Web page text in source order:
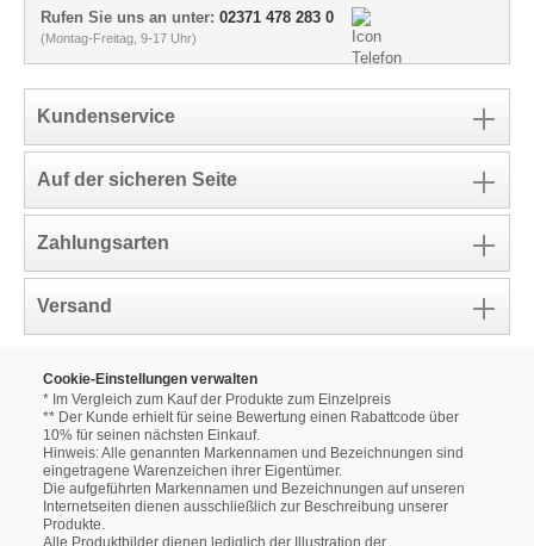
Rufen Sie uns an unter: 02371 478 283 0
(Montag-Freitag, 9-17 Uhr)
Kundenservice
Auf der sicheren Seite
Zahlungsarten
Versand
Cookie-Einstellungen verwalten
* Im Vergleich zum Kauf der Produkte zum Einzelpreis
** Der Kunde erhielt für seine Bewertung einen Rabattcode über
10% für seinen nächsten Einkauf.
Hinweis: Alle genannten Markennamen und Bezeichnungen sind
eingetragene Warenzeichen ihrer Eigentümer.
Die aufgeführten Markennamen und Bezeichnungen auf unseren
Internetseiten dienen ausschließlich zur Beschreibung unserer
Produkte.